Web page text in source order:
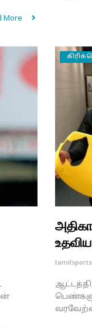
More
tamilsports